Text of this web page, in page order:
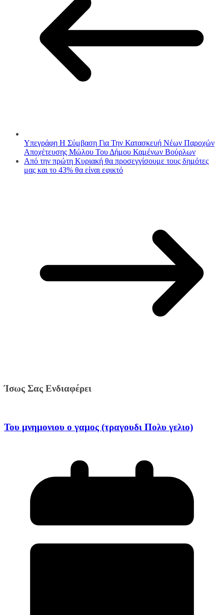
Υπεγράφη Η Σύμβαση Για Την Κατασκευή Νέων Παροχών
Αποχέτευσης Μώλου Του Δήμου Καμένων Βούρλων
Από την πρώτη Κυριακή θα προσεγγίσουμε τους δημότες
μας και το 43% θα είναι εφικτό
Ίσως Σας Ενδιαφέρει
Του μνημονιου ο γαμος (τραγουδι Πολυ γελιο)